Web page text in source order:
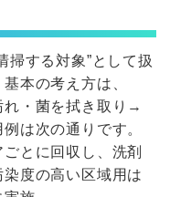
掃する対象”として扱
本の考え方は、
れ・菌を拭き取り→
は次の通りです。
ごとに回収し、洗剤
度の高い区域用は